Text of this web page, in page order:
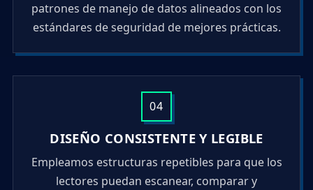
patrones de manejo de datos alineados con los
estándares de seguridad de mejores prácticas.
04
DISEÑO CONSISTENTE Y LEGIBLE
Empleamos estructuras repetibles para que los
lectores puedan escanear, comparar y